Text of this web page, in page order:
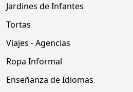
Jardines de Infantes
Tortas
Viajes - Agencias
Ropa Informal
Enseñanza de Idiomas